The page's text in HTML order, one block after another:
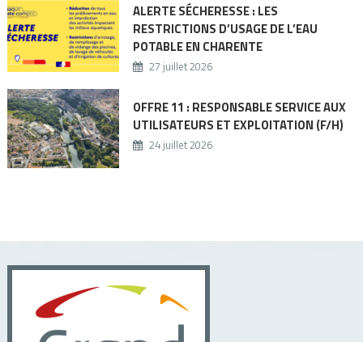
ALERTE SÉCHERESSE : LES
RESTRICTIONS D’USAGE DE L’EAU
POTABLE EN CHARENTE
27 juillet 2026
OFFRE 11 : RESPONSABLE SERVICE AUX
UTILISATEURS ET EXPLOITATION (F/H)
24 juillet 2026